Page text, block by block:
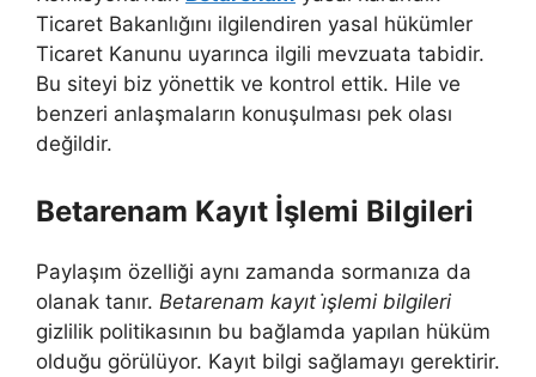
Ticaret Bakanlığını ilgilendiren yasal hükümler
Ticaret Kanunu uyarınca ilgili mevzuata tabidir.
Bu siteyi biz yönettik ve kontrol ettik. Hile ve
benzeri anlaşmaların konuşulması pek olası
değildir.
Betarenam Kayıt İşlemi Bilgileri
Paylaşım özelliği aynı zamanda sormanıza da
olanak tanır. Betarenam kayıt i̇şlemi bilgileri
gizlilik politikasının bu bağlamda yapılan hüküm
olduğu görülüyor. Kayıt bilgi sağlamayı gerektirir.